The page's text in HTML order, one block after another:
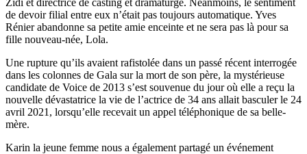
Zidi et directrice de casting et dramaturge. Néanmoins, le sentiment
de devoir filial entre eux n’était pas toujours automatique. Yves
Rénier abandonne sa petite amie enceinte et ne sera pas là pour sa
fille nouveau-née, Lola.
Une rupture qu’ils avaient rafistolée dans un passé récent interrogée
dans les colonnes de Gala sur la mort de son père, la mystérieuse
candidate de Voice de 2013 s’est souvenue du jour où elle a reçu la
nouvelle dévastatrice la vie de l’actrice de 34 ans allait basculer le 24
avril 2021, lorsqu’elle recevait un appel téléphonique de sa belle-
mère.
Karin la jeune femme nous a également partagé un événement